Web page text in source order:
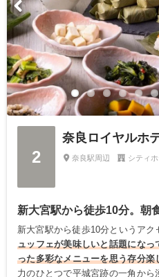
2
奈良ロイヤルホ
奈良駅周辺 シティ
新大宮駅から徒歩10分。朝
新大宮駅から徒歩10分というアク
ュッフェが美味しいと話題にな
った多彩なメニューを思う存分楽
力のひとつで平城宮跡の一角か